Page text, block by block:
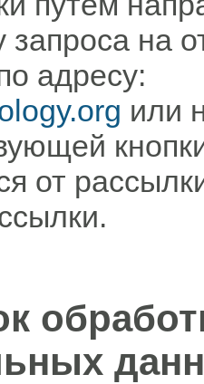
на
адресу:
или
от